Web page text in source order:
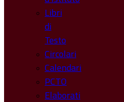
Libri
di
Testo
Circolari
Calendari
PCTO
Elaborati